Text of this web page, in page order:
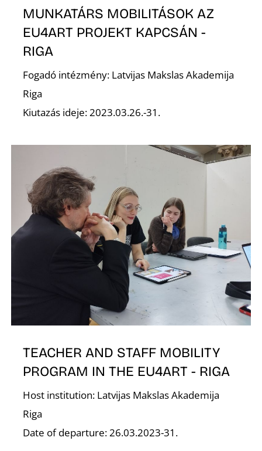
MUNKATÁRS MOBILITÁSOK AZ
EU4ART PROJEKT KAPCSÁN -
RIGA
Fogadó intézmény: Latvijas Makslas Akademija
Riga
Kiutazás ideje: 2023.03.26.-31.
TEACHER AND STAFF MOBILITY
PROGRAM IN THE EU4ART - RIGA
Host institution: Latvijas Makslas Akademija
Riga
Date of departure: 26.03.2023-31.